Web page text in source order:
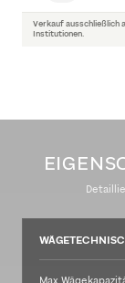
Verkauf ausschließlich
Institutionen.